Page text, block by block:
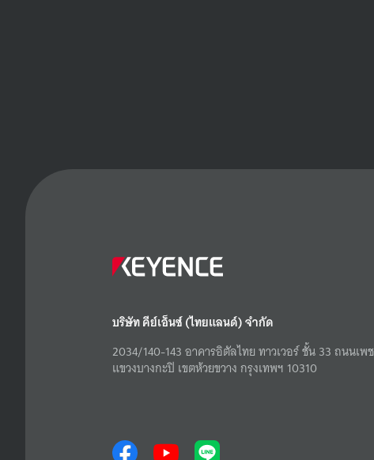
บริษัท คีย์เอ็นซ์ (ไทยแลนด์) จำกัด
2034/140-143 อาคารอิตัลไทย ทาวเวอร์ ชั้น 33 ถนนเพ
แขวงบางกะปิ เขตห้วยขวาง กรุงเทพฯ 10310